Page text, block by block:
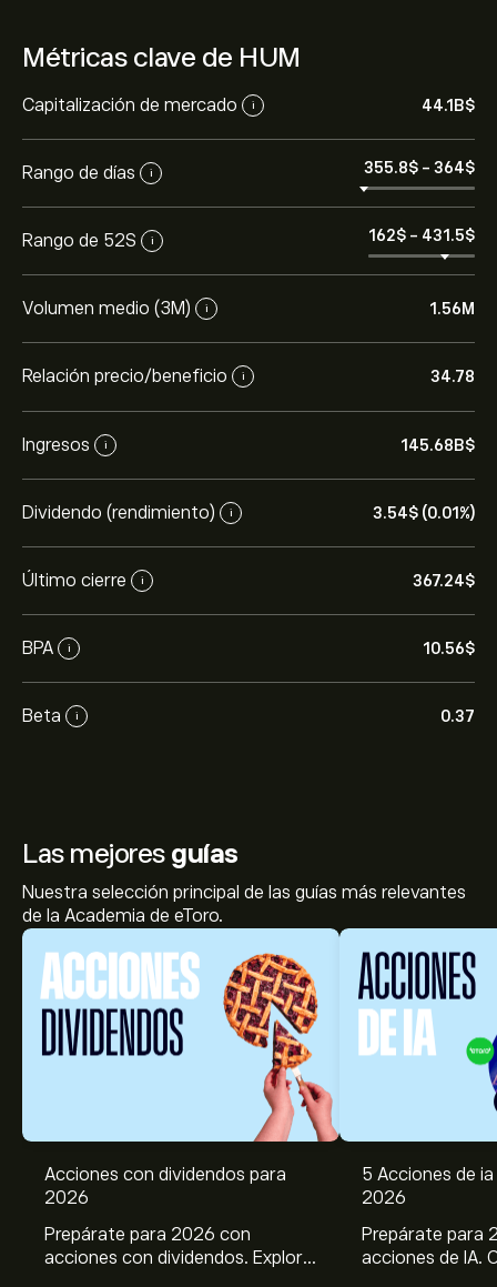
Métricas clave de HUM
Capitalización de mercado i 44.1B‎$‎
Rango de días i 355.8‎$‎ - 364‎$‎
Rango de 52S i 162‎$‎ - 431.5‎$‎
Volumen medio (3M) i 1.56M
Relación precio/beneficio i 34.78
Ingresos i 145.68B‎$‎
Dividendo (rendimiento) i 3.54‎$‎ (0.01%)
Último cierre i 367.24‎$‎
BPA i 10.56‎$‎
Beta i 0.37
Las mejores guías
Nuestra selección principal de las guías más relevantes
de la Academia de eToro.
Acciones con dividendos para
2026
Prepárate para 2026 con
acciones con dividendos. Explora
5 Acciones de
2026
Prepárate para
acciones de IA.